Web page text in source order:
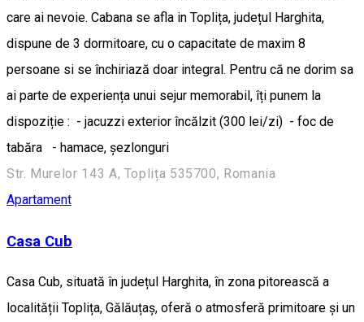
care ai nevoie. Cabana se afla in Toplița, județul Harghita,
dispune de 3 dormitoare, cu o capacitate de maxim 8
persoane si se închiriază doar integral. Pentru că ne dorim sa
ai parte de experiența unui sejur memorabil, îți punem la
dispoziție : - jacuzzi exterior încălzit (300 lei/zi) - foc de
tabăra - hamace, șezlonguri
Str. Murelor 143 A, Toplița 535700, Romania
Apartament
Casa Cub
Casa Cub, situată în județul Harghita, în zona pitorească a
localității Toplița, Gălăuțaș, oferă o atmosferă primitoare și un